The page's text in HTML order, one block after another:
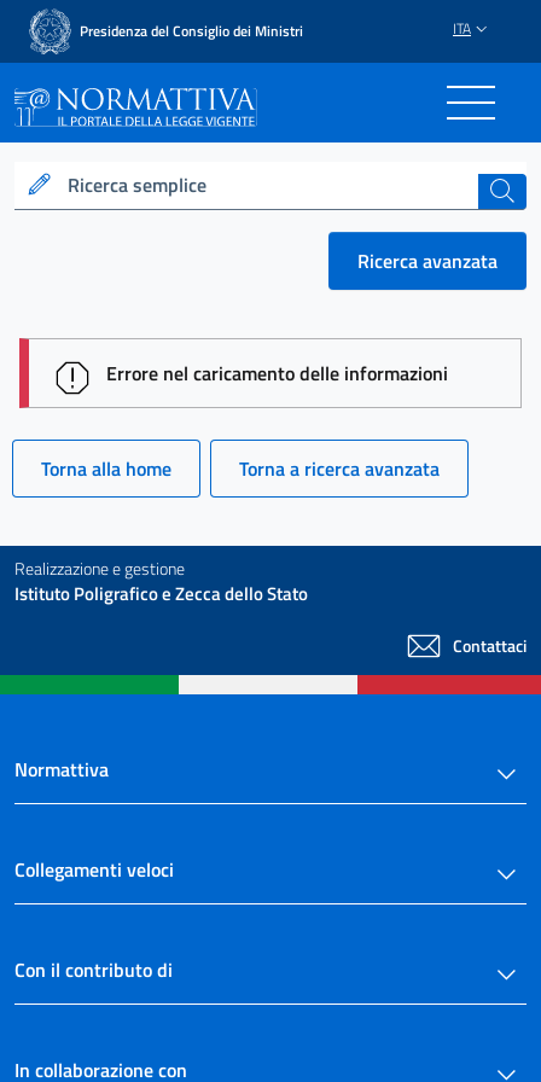
Presidenza del Consiglio dei Ministri ITA
Normattiva - Il portale
Ricerca semplice cerca
Ricerca avanzata
session id:
Errore nel caricamento delle informazioni
Torna alla home Torna a ricerca avanzata
Realizzazione e gestione
Istituto Poligrafico e Zecca dello Stato
Contattaci
Normattiva
Collegamenti veloci
Con il contributo di
In collaborazione con